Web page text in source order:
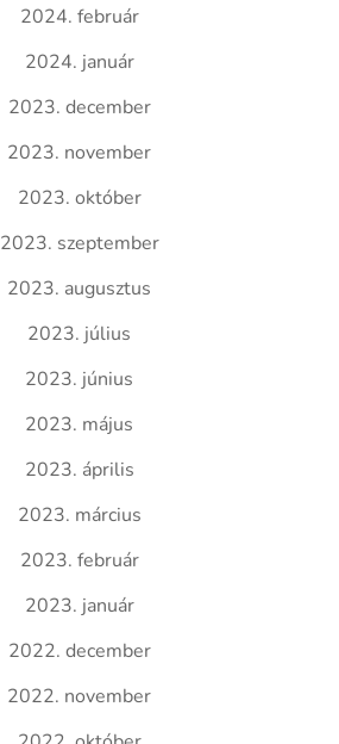
2024. február
2024. január
2023. december
2023. november
2023. október
2023. szeptember
2023. augusztus
2023. július
2023. június
2023. május
2023. április
2023. március
2023. február
2023. január
2022. december
2022. november